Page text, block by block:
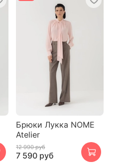
Брюки Лукка NOME
Atelier
12 990 руб
7 590 руб